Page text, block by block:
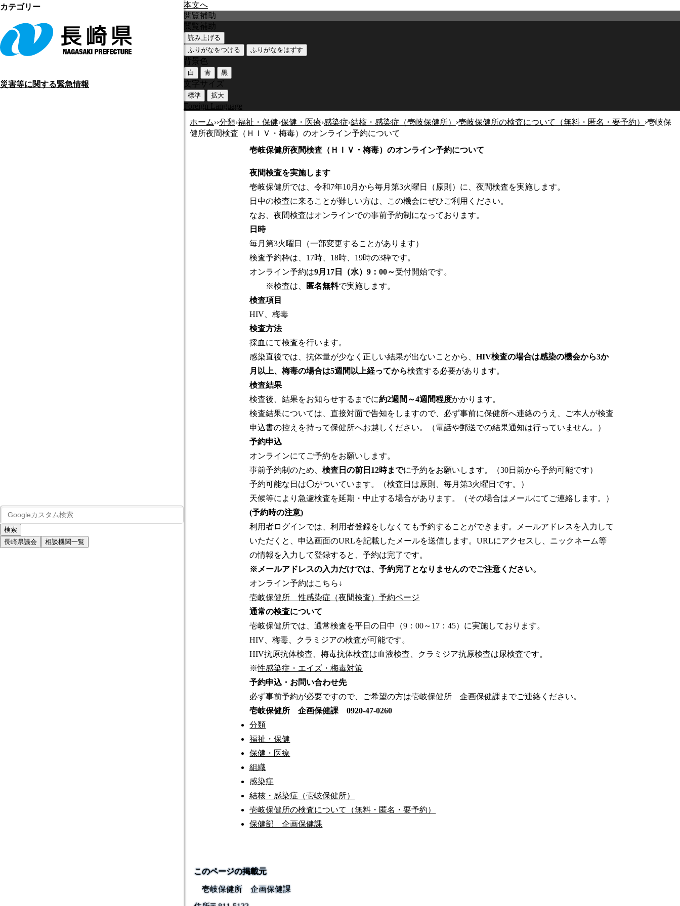
本文へ
災害等に関する緊急情報
長崎県議会 相談機関一覧
閲覧補助
閲覧補助
読み上げる
ふりがなをつける
ふりがなをはずす
背景色
白 青 黒
文字サイズ
標準 拡大
Foreign Language
ホーム››分類›福祉・保健›保健・医療›感染症›結核・感染症（壱岐保健所） ›壱岐保健所の検査について（無料・匿名・要予約） ›壱岐保
健所夜間検査（ＨＩＶ・梅毒）のオンライン予約について
壱岐保健所夜間検査（ＨＩＶ・梅毒）のオンライン予約について
夜間検査を実施します
壱岐保健所では、令和7年10月から毎月第3火曜日（原則）に、夜間検査を実施します。
日中の検査に来ることが難しい方は、この機会にぜひご利用ください。
なお、夜間検査はオンラインでの事前予約制になっております。
日時
毎月第3火曜日（一部変更することがあります）
検査予約枠は、17時、18時、19時の3枠です。
オンライン予約は9月17日（水）9：00～受付開始です。
※検査は、 匿名無料で実施します。
検査項目
HIV、梅毒
検査方法
採血にて検査を行います。
感染直後では、抗体量が少なく正しい結果が出ないことから、HIV検査の場合は感染の機会から3か
月以上、梅毒の場合は5週間以上経ってから検査する必要があります。
検査結果
検査後、結果をお知らせするまでに約2週間～4週間程度かかります。
検査結果については、直接対面で告知をしますので、必ず事前に保健所へ連絡のうえ、ご本人が検査
申込書の控えを持って保健所へお越しください。（電話や郵送での結果通知は行っていません。）
予約申込
オンラインにてご予約をお願いします。
事前予約制のため、検査日の前日12時までに予約をお願いします。（30日前から予約可能です）
予約可能な日は〇がついています。（検査日は原則、毎月第3火曜日です。）
天候等により急遽検査を延期・中止する場合があります。（その場合はメールにてご連絡します。）
(予約時の注意)
利用者ログインでは、利用者登録をしなくても予約することができます。メールアドレスを入力して
いただくと、申込画面のURLを記載したメールを送信します。URLにアクセスし、ニックネーム等
の情報を入力して登録すると、予約は完了です。
※メールアドレスの入力だけでは、予約完了となりませんのでご注意ください。
オンライン予約はこちら↓
壱岐保健所 性感染症（夜間検査）予約ページ
通常の検査について
壱岐保健所では、通常検査を平日の日中（9：00～17：45）に実施しております。
HIV、梅毒、クラミジアの検査が可能です。
HIV抗原抗体検査、梅毒抗体検査は血液検査、クラミジア抗原検査は尿検査です。
※性感染症・エイズ・梅毒対策
予約申込・お問い合わせ先
必ず事前予約が必要ですので、ご希望の方は壱岐保健所 企画保健課までご連絡ください。
壱岐保健所 企画保健課 0920-47-0260
カテゴリー
分類
福祉・保健
保健・医療
組織
感染症
結核・感染症（壱岐保健所）
壱岐保健所の検査について（無料・匿名・要予約）
保健部 企画保健課
このページの掲載元
壱岐保健所 企画保健課